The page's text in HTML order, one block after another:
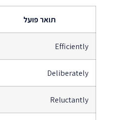
תואר פועל
Efficiently
Deliberately
Reluctantly